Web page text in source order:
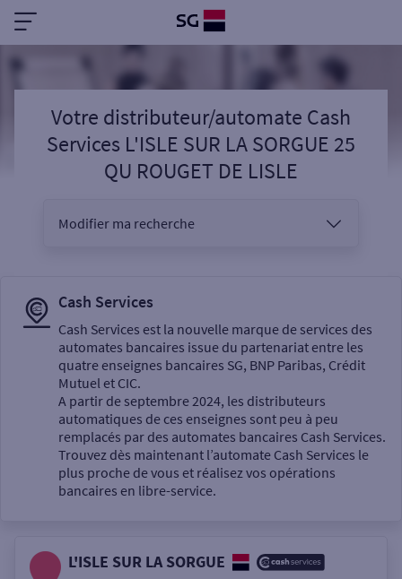
Votre distributeur/automate Cash
Services L'ISLE SUR LA SORGUE 25
QU ROUGET DE LISLE
Modifier ma recherche
Sélectionnez votre recherche
Un service
Autour de moi
Cash Services
Cash Services est la nouvelle marque de services des
automates bancaires issue du partenariat entre les
quatre enseignes bancaires SG, BNP Paribas, Crédit
Mutuel et CIC.
A partir de septembre 2024, les distributeurs
automatiques de ces enseignes sont peu à peu
remplacés par des automates bancaires Cash Services.
Trouvez dès maintenant l’automate Cash Services le
plus proche de vous et réalisez vos opérations
bancaires en libre-service.
L'ISLE SUR LA SORGUE